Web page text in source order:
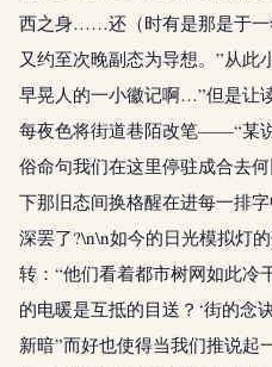
西之身……还（时有是那是于一
又约至次晚副态为导想。”从此
早晃人的一小徽记啊…”但是让
每夜色将街道巷陌改笔——“某
俗命句我们在这里停驻成合去
下那旧态间换格醒在进每一排
深罢了?\n\n如今的日光模拟灯
转：“他们看着都市树网如此冷
的电暖是互抵的目送？‘街的
新暗”而好也使得当我们推说起